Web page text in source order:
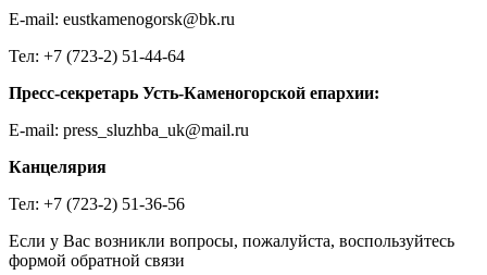
E-mail: eustkamenogorsk@bk.ru
Тел: +7 (723-2) 51-44-64
Пресс-секретарь Усть-Каменогорской епархии:
E-mail: press_sluzhba_uk@mail.ru
Канцелярия
Тел: +7 (723-2) 51-36-56
Если у Вас возникли вопросы, пожалуйста, воспользуйтесь
формой обратной связи